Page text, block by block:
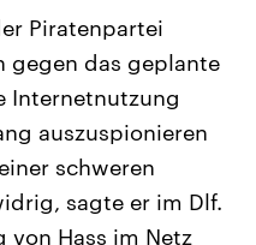
Aktuelle Beiträge,
Hintergründe
Wirtschaftlich und
gehören die Vereinigten
den mächtigsten Ländern
mit großem Einfluss auf
aktuelle Weltgeschehen.
Piratenpartei
gegen das geplante
Internetnutzung
auszuspionieren
schweren
sagte er im Dlf.
von Hass im Netz